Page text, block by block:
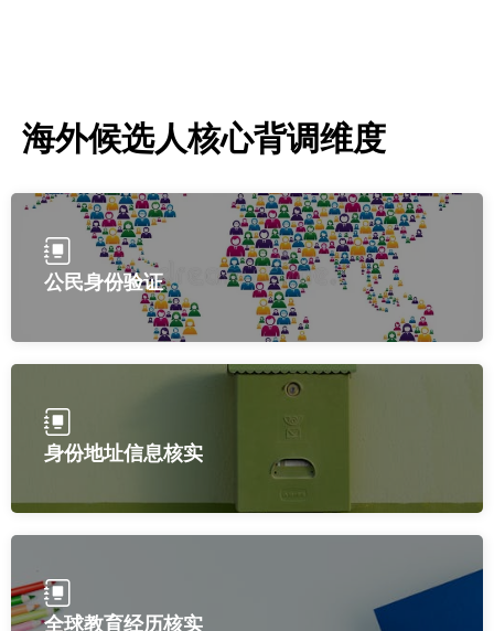
海外候选人核心背调维度
公民身份验证
身份地址信息核实
全球教育经历核实